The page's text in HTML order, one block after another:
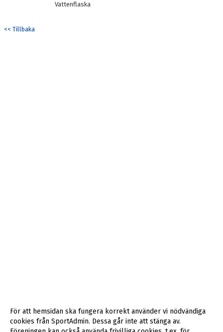
Vattenflaska
<< Tillbaka
För att hemsidan ska fungera korrekt använder vi nödvändiga
cookies från SportAdmin. Dessa går inte att stänga av.